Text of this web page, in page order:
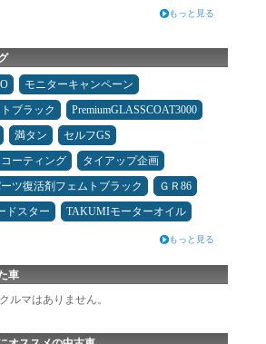
もっと見る
モニターキャンペーン
ブラック
PremiumGLASSCOAT3000
満タン
セルフGS
ーティング
タイアップ企画
ツ復活剤フェムトブラック
ＧＲ86
ドスター
TAKUMIモーターオイル
もっと見る
車
ルマはありません。